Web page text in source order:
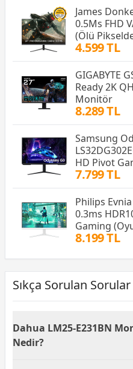
James
0.5Ms FHD
(Ölü
4.599 TL
GIGABYTE
Ready 2K
Monitör
8.289 TL
Samsung
HD Pivot
7.799 TL
Philips
0.3ms
Gaming
8.199 TL
Sıkça Sorulan Sorular
Dahua LM25-E231BN
Nedir?